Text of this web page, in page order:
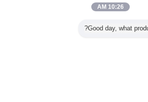
10:26 AM
Good day, what